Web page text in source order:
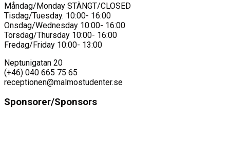
Måndag/Monday STÄNGT/CLOSED
Tisdag/Tuesday. 10:00- 16:00
Onsdag/Wednesday 10:00- 16:00
Torsdag/Thursday 10:00- 16:00
Fredag/Friday 10:00- 13:00
Neptunigatan 20
(+46) 040 665 75 65
receptionen@malmostudenter.se
Sponsorer/Sponsors